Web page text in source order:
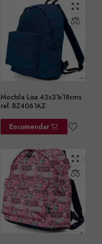
Mochila Lisa 42x31x18cms
ref. BZ4061AZ
Encomendar